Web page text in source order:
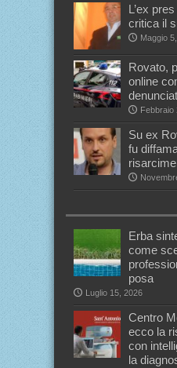
L’ex
critica il
Maggio
Rovato,
online
Febbraio
Su ex
fu
Erba
come
posa
Luglio 15, 2026
Centro
ecco la
con
la